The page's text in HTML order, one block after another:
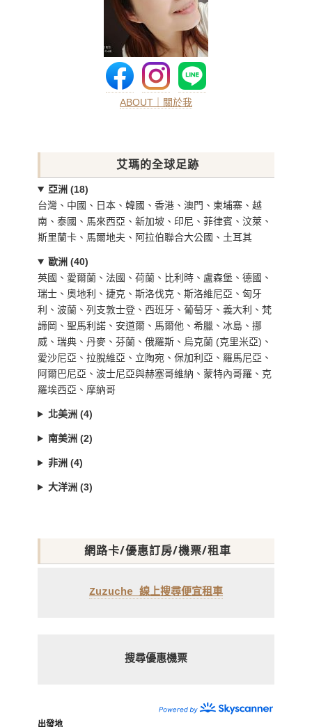
ABOUT｜關於我
艾瑪的全球足跡
亞洲 (18)
台灣、中國、日本、韓國、香港、澳門、柬埔寨、越
南、泰國、馬來西亞、新加坡、印尼、菲律賓、汶萊、
斯里蘭卡、馬爾地夫、阿拉伯聯合大公國、土耳其
歐洲 (40)
英國、愛爾蘭、法國、荷蘭、比利時、盧森堡、德國、
瑞士、奧地利、捷克、斯洛伐克、斯洛維尼亞、匈牙
利、波蘭、列支敦士登、西班牙、葡萄牙、義大利、梵
諦岡、聖馬利諾、安道爾、馬爾他、希臘、冰島、挪
威、瑞典、丹麥、芬蘭、俄羅斯、烏克蘭 (克里米亞)、
愛沙尼亞、拉脫維亞、立陶宛、保加利亞、羅馬尼亞、
阿爾巴尼亞、波士尼亞與赫塞哥維納、蒙特內哥羅、克
羅埃西亞、摩納哥
北美洲 (4)
南美洲 (2)
非洲 (4)
大洋洲 (3)
網路卡/優惠訂房/機票/租車
Zuzuche 線上搜尋便宜租車
搜尋優惠機票